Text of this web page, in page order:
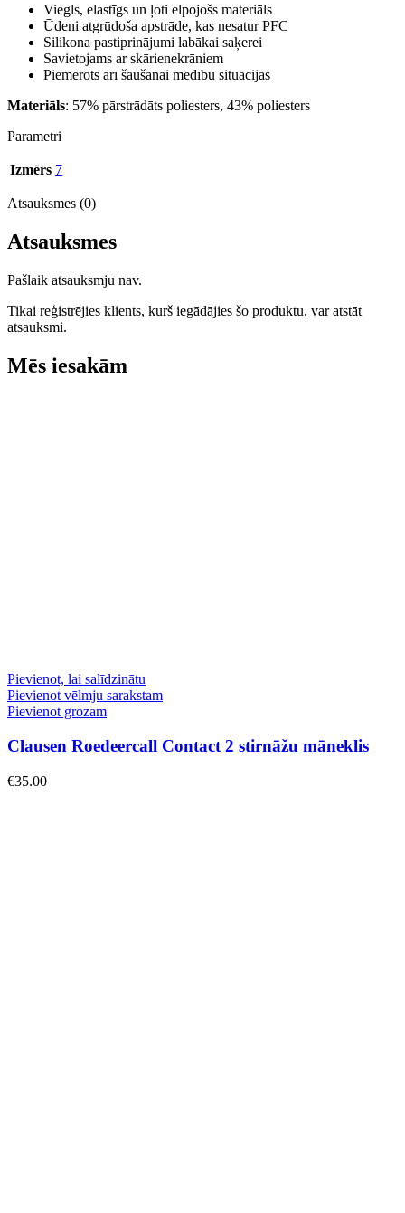
Viegls, elastīgs un ļoti elpojošs materiāls
Ūdeni atgrūdoša apstrāde, kas nesatur PFC
Silikona pastiprinājumi labākai saķerei
Savietojams ar skārienekrāniem
Piemērots arī šaušanai medību situācijās
Materiāls: 57% pārstrādāts poliesters, 43% poliesters
Parametri
Izmērs 7
Atsauksmes (0)
Atsauksmes
Pašlaik atsauksmju nav.
Tikai reģistrējies klients, kurš iegādājies šo produktu, var atstāt
atsauksmi.
Mēs iesakām
Pievienot, lai salīdzinātu
Pievienot vēlmju sarakstam
Pievienot grozam
Clausen Roedeercall Contact 2 stirnāžu māneklis
€35.00